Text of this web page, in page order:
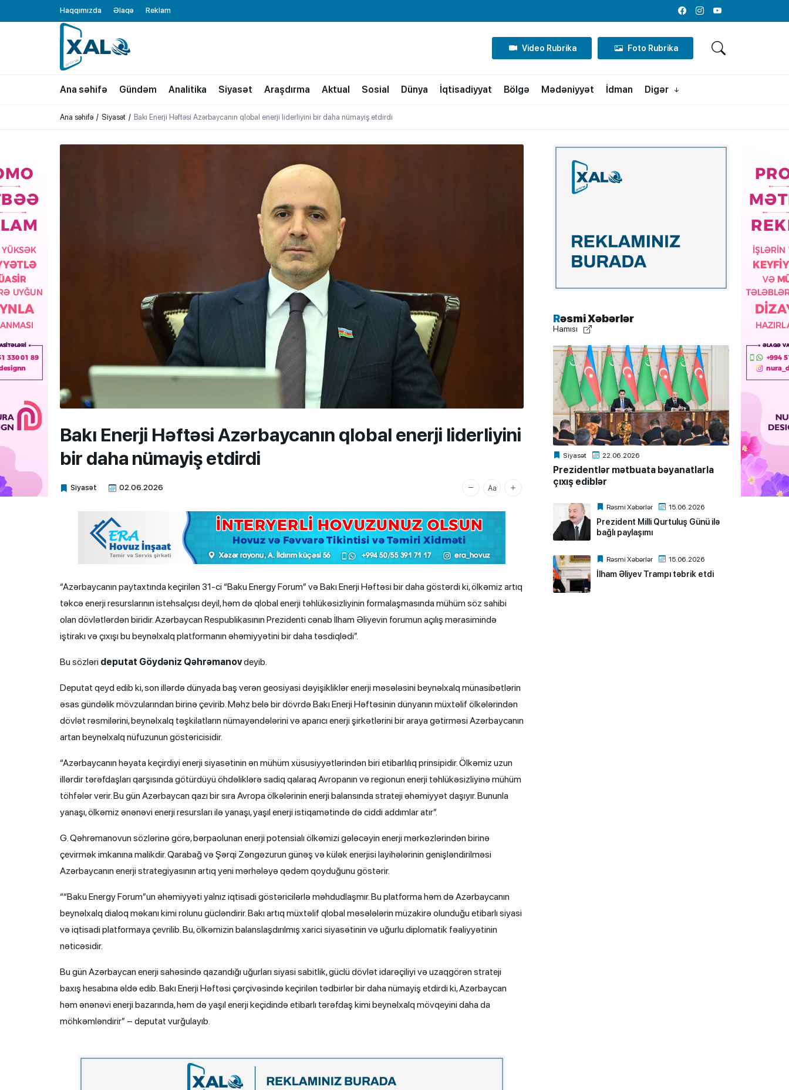
Haqqımızda Əlaqə Reklam
FacebookInstagramYoutube
XALQ.ONLINE
ONLAYN PLATFORMA
Video Rubrika Foto Rubrika
Ana səhifə Gündəm Analitika Siyasət Araşdırma Aktual Sosial Dünya İqtisadiyyat Bölgə Mədəniyyət İdman Digər
Ana səhifə Siyasət Bakı Enerji Həftəsi Azərbaycanın qlobal enerji liderliyini bir daha nümayiş etdirdi
Bakı Enerji Həftəsi Azərbaycanın qlobal enerji liderliyini
bir daha nümayiş etdirdi
Siyasət 02.06.2026
Xalq.Online
“Azərbaycanın paytaxtında keçirilən 31-ci “Baku Energy Forum” və Bakı Enerji Həftəsi bir daha göstərdi ki, ölkəmiz artıq
təkcə enerji resurslarının istehsalçısı deyil, həm də qlobal enerji təhlükəsizliyinin formalaşmasında mühüm söz sahibi
olan dövlətlərdən biridir. Azərbaycan Respublikasının Prezidenti cənab İlham Əliyevin forumun açılış mərasimində
iştirakı və çıxışı bu beynəlxalq platformanın əhəmiyyətini bir daha təsdiqlədi”.
Bu sözləri deputat Göydəniz Qəhrəmanovdeyib.
Deputat qeyd edib ki, son illərdə dünyada baş verən geosiyasi dəyişikliklər enerji məsələsini beynəlxalq münasibətlərin
əsas gündəlik mövzularından birinə çevirib. Məhz belə bir dövrdə Bakı Enerji Həftəsinin dünyanın müxtəlif ölkələrindən
dövlət rəsmilərini, beynəlxalq təşkilatların nümayəndələrini və aparıcı enerji şirkətlərini bir araya gətirməsi Azərbaycanın
artan beynəlxalq nüfuzunun göstəricisidir.
“Azərbaycanın həyata keçirdiyi enerji siyasətinin ən mühüm xüsusiyyətlərindən biri etibarlılıq prinsipidir. Ölkəmiz uzun
illərdir tərəfdaşları qarşısında götürdüyü öhdəliklərə sadiq qalaraq Avropanın və regionun enerji təhlükəsizliyinə mühüm
töhfələr verir. Bu gün Azərbaycan qazı bir sıra Avropa ölkələrinin enerji balansında strateji əhəmiyyət daşıyır. Bununla
yanaşı, ölkəmiz ənənəvi enerji resursları ilə yanaşı, yaşıl enerji istiqamətində də ciddi addımlar atır”.
G. Qəhrəmanovun sözlərinə görə, bərpaolunan enerji potensialı ölkəmizi gələcəyin enerji mərkəzlərindən birinə
çevirmək imkanına malikdir. Qarabağ və Şərqi Zəngəzurun günəş və külək enerjisi layihələrinin genişləndirilməsi
Azərbaycanın enerji strategiyasının artıq yeni mərhələyə qədəm qoyduğunu göstərir.
““Baku Energy Forum”un əhəmiyyəti yalnız iqtisadi göstəricilərlə məhdudlaşmır. Bu platforma həm də Azərbaycanın
beynəlxalq dialoq məkanı kimi rolunu gücləndirir. Bakı artıq müxtəlif qlobal məsələlərin müzakirə olunduğu etibarlı siyasi
və iqtisadi platformaya çevrilib. Bu, ölkəmizin balanslaşdırılmış xarici siyasətinin və uğurlu diplomatik fəaliyyətinin
nəticəsidir.
Bu gün Azərbaycan enerji sahəsində qazandığı uğurları siyasi sabitlik, güclü dövlət idarəçiliyi və uzaqgörən strateji
baxış hesabına əldə edib. Bakı Enerji Həftəsi çərçivəsində keçirilən tədbirlər bir daha nümayiş etdirdi ki, Azərbaycan
həm ənənəvi enerji bazarında, həm də yaşıl enerji keçidində etibarlı tərəfdaş kimi beynəlxalq mövqeyini daha da
möhkəmləndirir” – deputat vurğulayıb.
Rəsmi Xəbərlər
Hamısı
Siyasət 22.06.2026
Prezidentlər mətbuata bəyanatlarla
çıxış ediblər
Rəsmi Xəbərlər 15.06.2026
Prezident Milli Qurtuluş Günü ilə
bağlı paylaşımı
Rəsmi Xəbərlər 15.06.2026
İlham Əliyev Trampı təbrik etdi